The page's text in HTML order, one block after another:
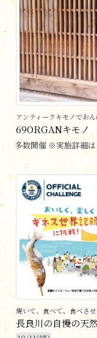
アンティークキモノでお
69ORGANキモノ
多数開催 ※実施詳細
0
焼いて、食べて、食べさ
長良川の自慢の天